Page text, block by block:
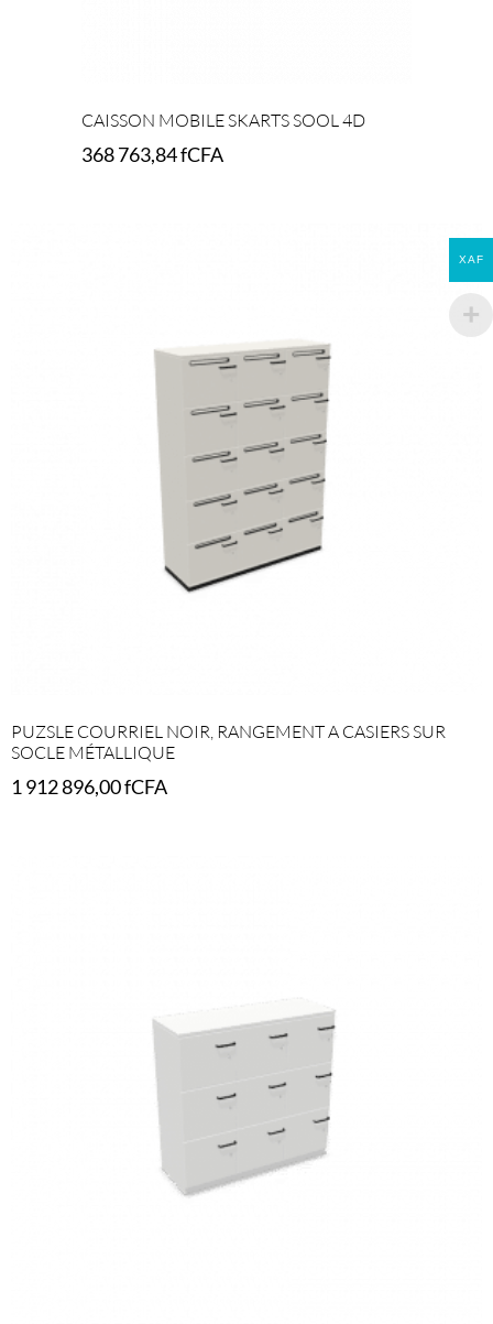
CAISSON MOBILE SKARTS SOOL 4D
368 763,84fCFA
PUZSLE COURRIEL NOIR, RANGEMENT A CASIERS SUR
SOCLE MÉTALLIQUE
1 912 896,00fCFA
XAF